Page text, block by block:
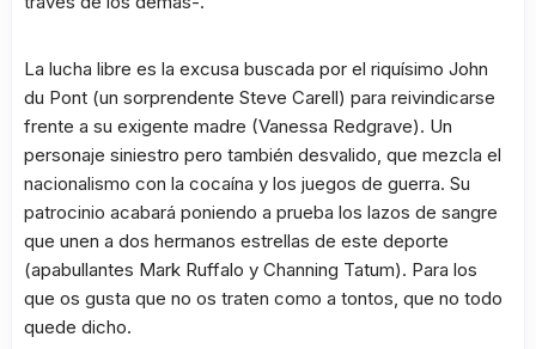
La lucha libre es la excusa buscada por el riquísimo John
du Pont (un sorprendente Steve Carell) para reivindicarse
frente a su exigente madre (Vanessa Redgrave). Un
personaje siniestro pero también desvalido, que mezcla el
nacionalismo con la cocaína y los juegos de guerra. Su
patrocinio acabará poniendo a prueba los lazos de sangre
que unen a dos hermanos estrellas de este deporte
(apabullantes Mark Ruffalo y Channing Tatum). Para los
que os gusta que no os traten como a tontos, que no todo
quede dicho.